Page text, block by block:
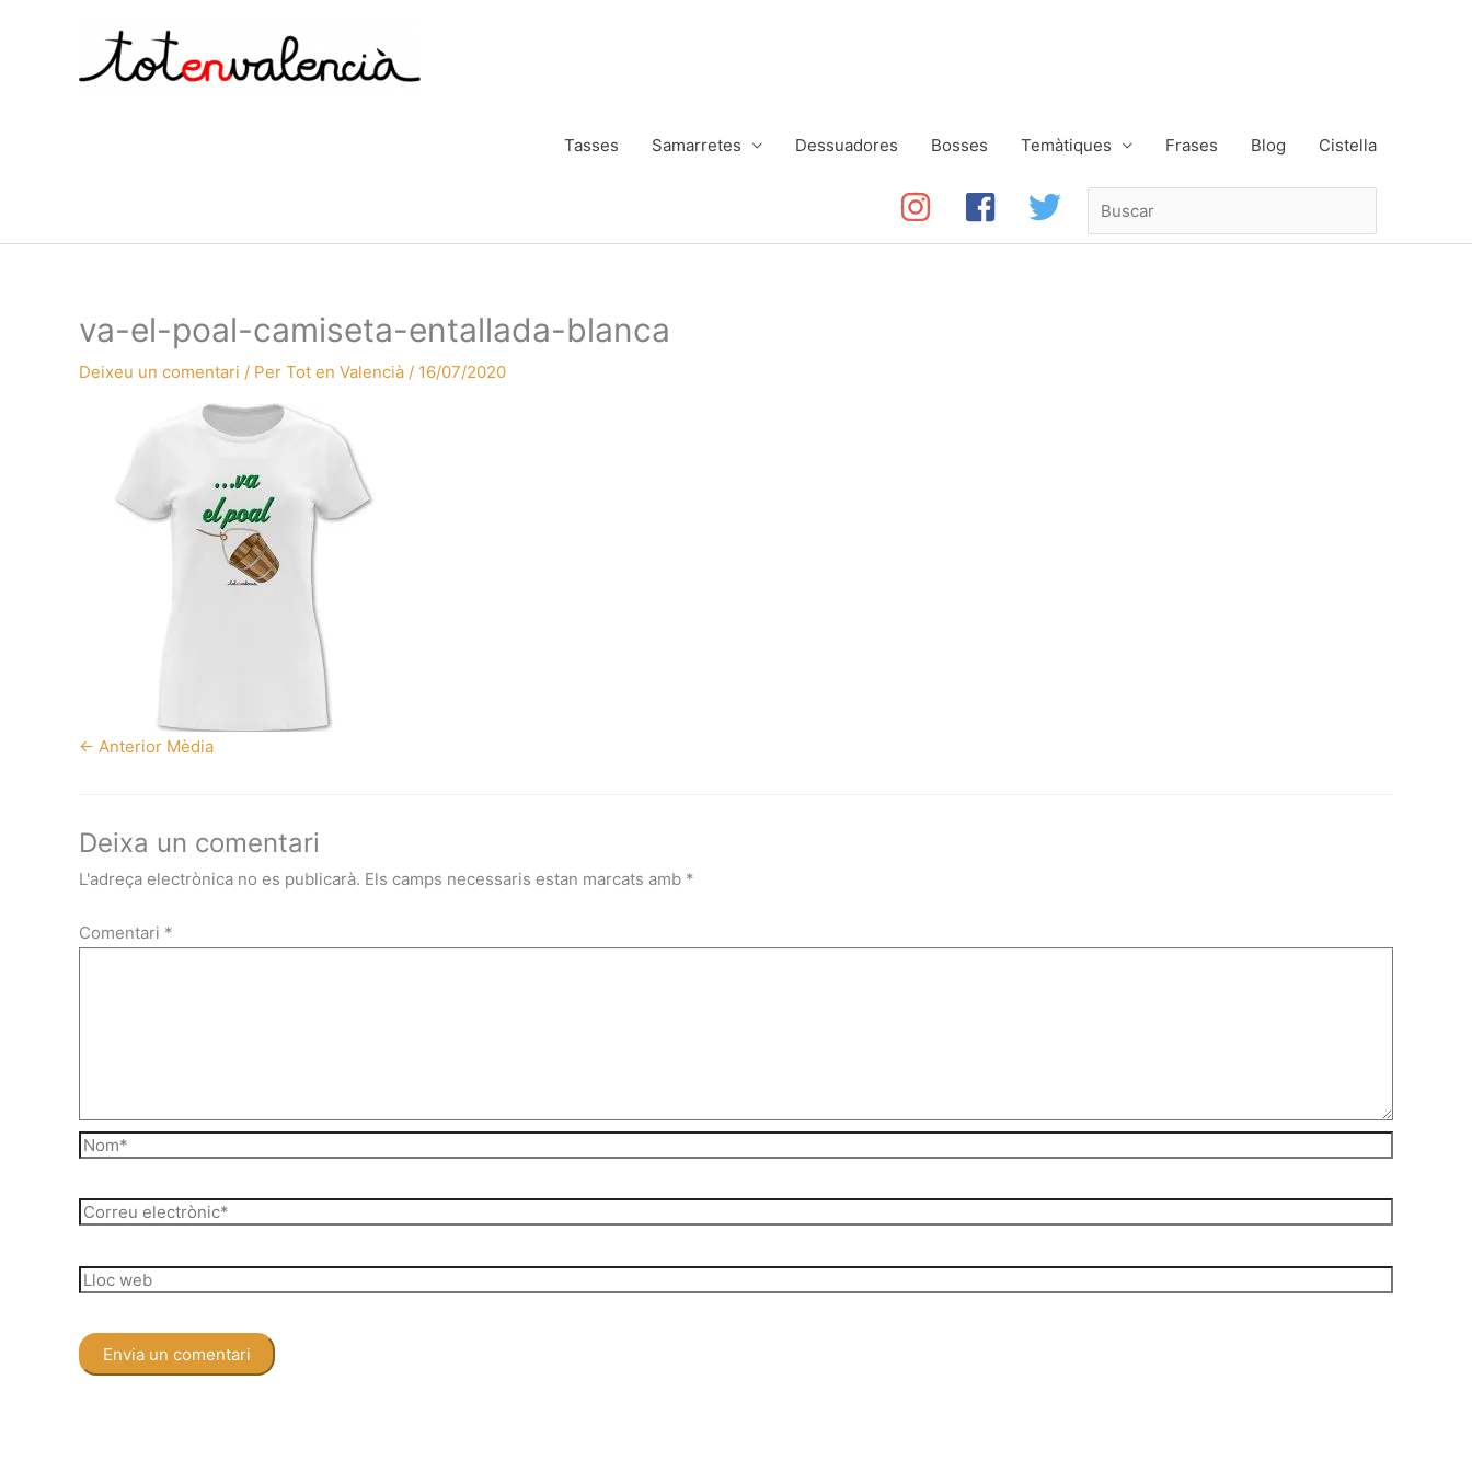
Tasses Samarretes Dessuadores Bosses Temàtiques Frases Blog Cistella
va-el-poal-camiseta-entallada-blanca
Deixeu un comentari / Per Tot en Valencià / 16/07/2020
← Anterior Mèdia
Deixa un comentari
L'adreça electrònica no es publicarà. Els camps necessaris estan marcats amb *
Comentari *
Nom*
Correu
Lloc